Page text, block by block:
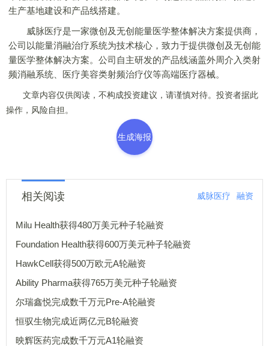
生产基地建设和产品线搭建。
威脉医疗是一家微创及无创能量医学整体解决方案提供商，
公司以能量消融治疗系统为技术核心，致力于提供微创及无创能
量医学整体解决方案。公司自主研发的产品线涵盖外周介入类射
频消融系统、医疗美容类射频治疗仪等高端医疗器械。
文章内容仅供阅读，不构成投资建议，请谨慎对待。投资者据此
操作，风险自担。
生成海报
相关阅读 威脉医疗 融资
Milu Health获得480万美元种子轮融资
Foundation Health获得600万美元种子轮融资
HawkCell获得500万欧元A轮融资
Ability Pharma获得765万美元种子轮融资
尔瑞鑫悦完成数千万元Pre-A轮融资
恒驭生物完成近两亿元B轮融资
映辉医药完成数千万元A1轮融资